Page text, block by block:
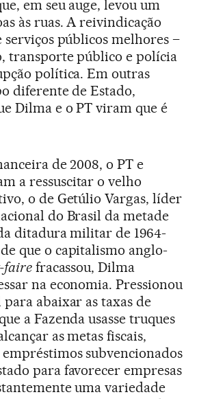
em seu auge, levou um
às ruas. A reivindicação
públicos melhores –
transporte público e polícia
política. Em outras
diferente de Estado,
Dilma e o PT viram que é
de 2008, o PT e
a ressuscitar o velho
o de Getúlio Vargas, líder
do Brasil da metade
ditadura militar de 1964-
que o capitalismo anglo-
fairefracassou, Dilma
na economia. Pressionou
abaixar as taxas de
a Fazenda usasse truques
as metas fiscais,
subvencionados
para favorecer empresas
uma variedade